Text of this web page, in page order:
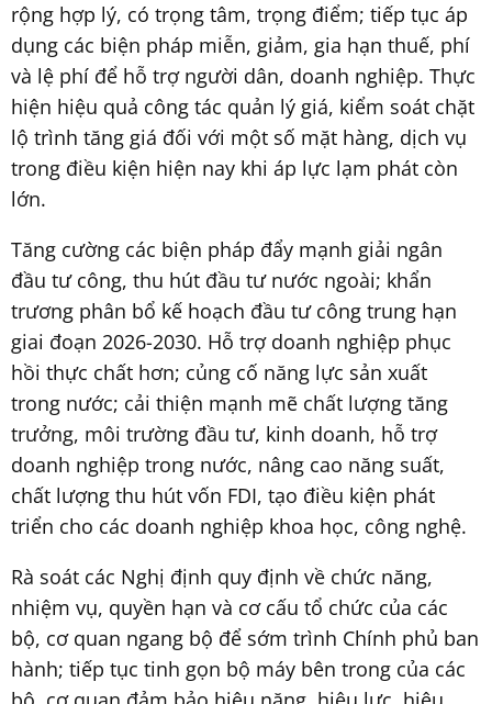
rộng hợp lý, có trọng tâm, trọng điểm; tiếp tục áp
dụng các biện pháp miễn, giảm, gia hạn thuế, phí
và lệ phí để hỗ trợ người dân, doanh nghiệp. Thực
hiện hiệu quả công tác quản lý giá, kiểm soát chặt
lộ trình tăng giá đối với một số mặt hàng, dịch vụ
trong điều kiện hiện nay khi áp lực lạm phát còn
lớn.
Tăng cường các biện pháp đẩy mạnh giải ngân
đầu tư công, thu hút đầu tư nước ngoài; khẩn
trương phân bổ kế hoạch đầu tư công trung hạn
giai đoạn 2026-2030. Hỗ trợ doanh nghiệp phục
hồi thực chất hơn; củng cố năng lực sản xuất
trong nước; cải thiện mạnh mẽ chất lượng tăng
trưởng, môi trường đầu tư, kinh doanh, hỗ trợ
doanh nghiệp trong nước, nâng cao năng suất,
chất lượng thu hút vốn FDI, tạo điều kiện phát
triển cho các doanh nghiệp khoa học, công nghệ.
Rà soát các Nghị định quy định về chức năng,
nhiệm vụ, quyền hạn và cơ cấu tổ chức của các
bộ, cơ quan ngang bộ để sớm trình Chính phủ ban
hành; tiếp tục tinh gọn bộ máy bên trong của các